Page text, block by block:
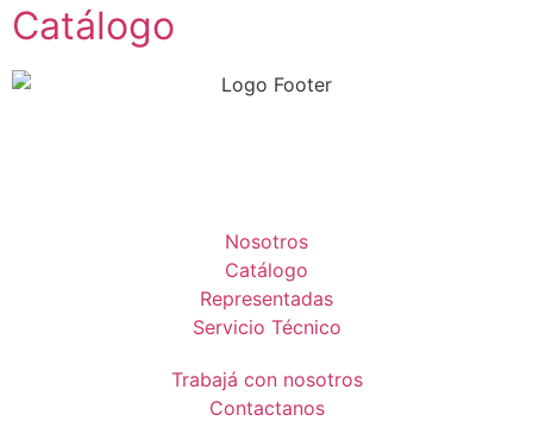
Catálogo
Nosotros
Catálogo
Representadas
Servicio Técnico
Trabajá con nosotros
Contactanos